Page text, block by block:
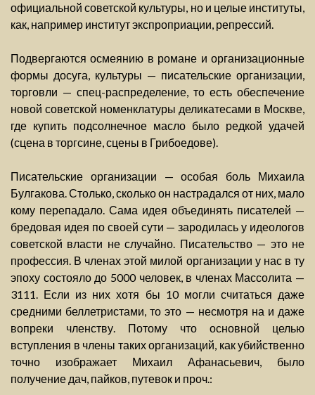
официальной советской культуры, но и целые институты,
как, например институт экспроприации, репрессий.
Подвергаются осмеянию в романе и организационные
формы досуга, культуры — писательские организации,
торговли — спец-распределение, то есть обеспечение
новой советской номенклатуры деликатесами в Москве,
где купить подсолнечное масло было редкой удачей
(сцена в торгсине, сцены в Грибоедове).
Писательские организации — особая боль Михаила
Булгакова. Столько, сколько он настрадался от них, мало
кому перепадало. Сама идея объединять писателей —
бредовая идея по своей сути — зародилась у идеологов
советской власти не случайно. Писательство — это не
профессия. В членах этой милой организации у нас в ту
эпоху состояло до 5000 человек, в членах Массолита —
3111. Если из них хотя бы 10 могли считаться даже
средними беллетристами, то это — несмотря на и даже
вопреки членству. Потому что основной целью
вступления в члены таких организаций, как убийственно
точно изображает Михаил Афанасьевич, было
получение дач, пайков, путевок и проч.: